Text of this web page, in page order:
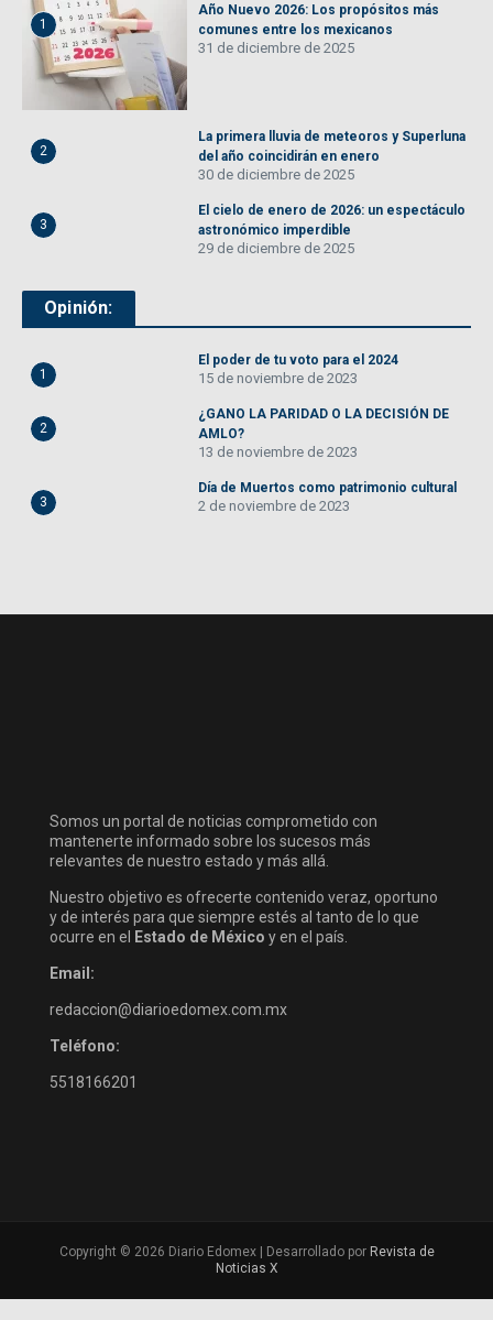
1
Año Nuevo 2026: Los propósitos más
comunes entre los mexicanos
31 de diciembre de 2025
2
La primera lluvia de meteoros y Superluna
del año coincidirán en enero
30 de diciembre de 2025
3
El cielo de enero de 2026: un espectáculo
astronómico imperdible
29 de diciembre de 2025
Opinión:
1
El poder de tu voto para el 2024
15 de noviembre de 2023
2
¿GANO LA PARIDAD O LA DECISIÓN DE
AMLO?
13 de noviembre de 2023
3
Día de Muertos como patrimonio cultural
2 de noviembre de 2023
Somos un portal de noticias comprometido con
mantenerte informado sobre los sucesos más
relevantes de nuestro estado y más allá.
Nuestro objetivo es ofrecerte contenido veraz, oportuno
y de interés para que siempre estés al tanto de lo que
ocurre en el
Estado de México y en el país.
Email:
redaccion@diarioedomex.com.mx
Teléfono:
5518166201
Copyright © 2026 Diario Edomex | Desarrollado por Revista de
Noticias X